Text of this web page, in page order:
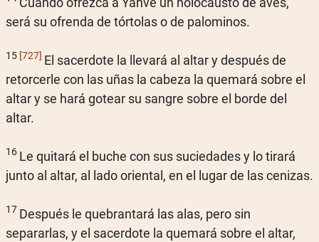
será su ofrenda de tórtolas o de palominos.
15 [727] El sacerdote la llevará al altar y después de
retorcerle con las uñas la cabeza la quemará sobre el
altar y se hará gotear su sangre sobre el borde del
altar.
16 Le quitará el buche con sus suciedades y lo tirará
junto al altar, al lado oriental, en el lugar de las cenizas.
17 Después le quebrantará las alas, pero sin
separarlas, y el sacerdote la quemará sobre el altar,